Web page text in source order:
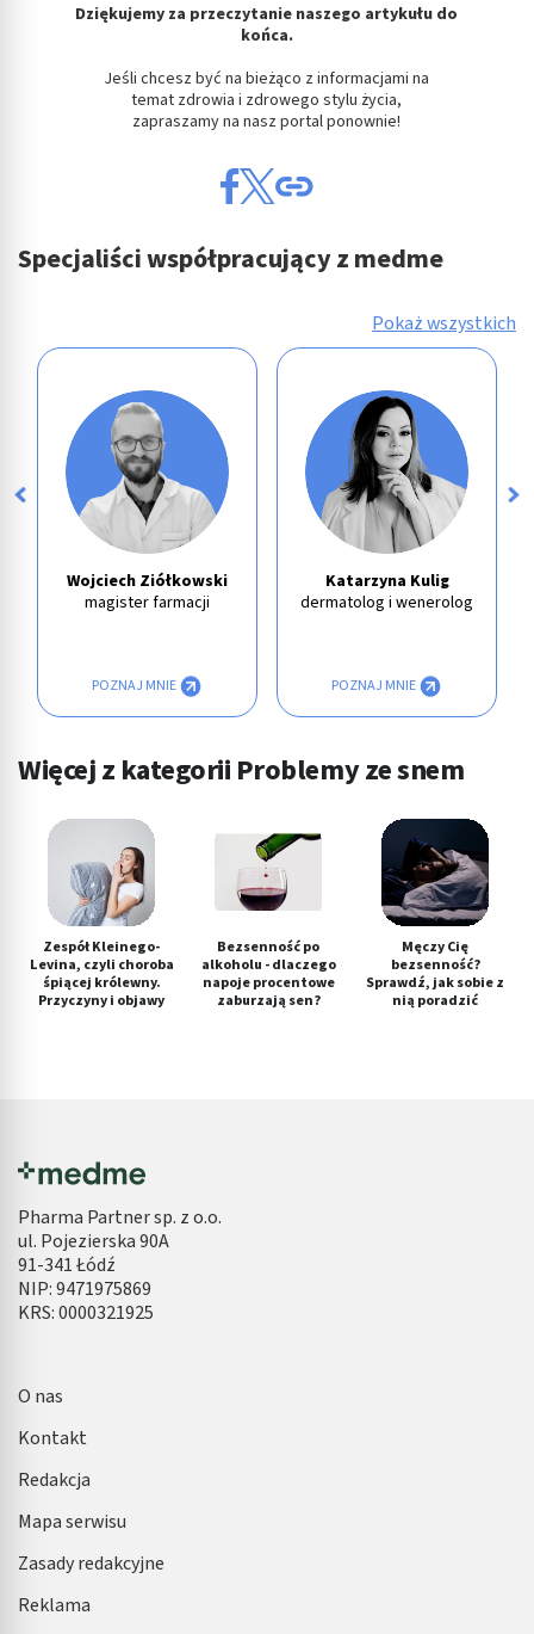
Dziękujemy za przeczytanie naszego artykułu do
końca.
Jeśli chcesz być na bieżąco z informacjami na
temat zdrowia i zdrowego stylu życia,
zapraszamy na nasz portal ponownie!
Specjaliści współpracujący z medme
Pokaż wszystkich
Wojciech Ziółkowski
magister farmacji
POZNAJ MNIE
Katarzyna Kulig
dermatolog i wenerolog
POZNAJ MNIE
Więcej z kategorii Problemy ze snem
Zespół Kleinego-
Levina, czyli choroba
śpiącej królewny.
Przyczyny i objawy
Bezsenność po
alkoholu - dlaczego
napoje procentowe
zaburzają sen?
Męczy Cię
bezsenność?
Sprawdź, jak sobie z
nią poradzić
Pharma Partner sp. z o.o.
ul. Pojezierska 90A
91-341 Łódź
NIP: 9471975869
KRS: 0000321925
O nas
Kontakt
Redakcja
Mapa serwisu
Zasady redakcyjne
Reklama